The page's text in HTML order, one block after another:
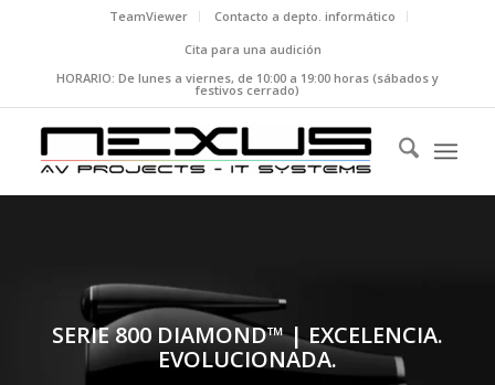
TeamViewer
Contacto a depto. informático
Cita para una audición
HORARIO: De lunes a viernes, de 10:00 a 19:00 horas (sábados y
festivos cerrado)
SERIE 800 DIAMOND™ | EXCELENCIA.
EVOLUCIONADA.